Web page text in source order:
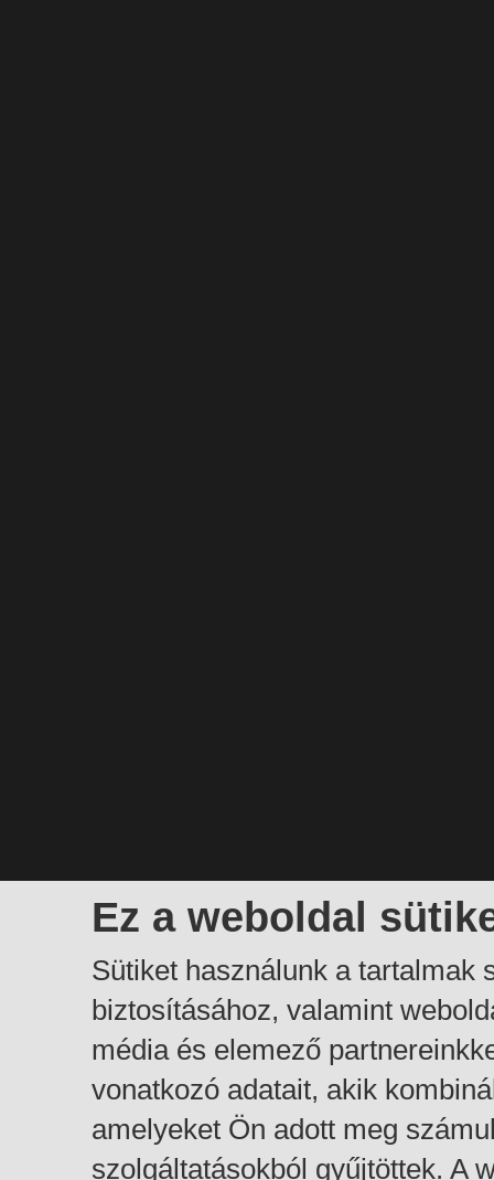
Ez a weboldal
Sütiket használunk a tartalmak
biztosításához, valamint
média és elemező
vonatkozó adatait, akik
amelyeket Ön adott meg
szolgáltatásokból gyűjtöttek. A